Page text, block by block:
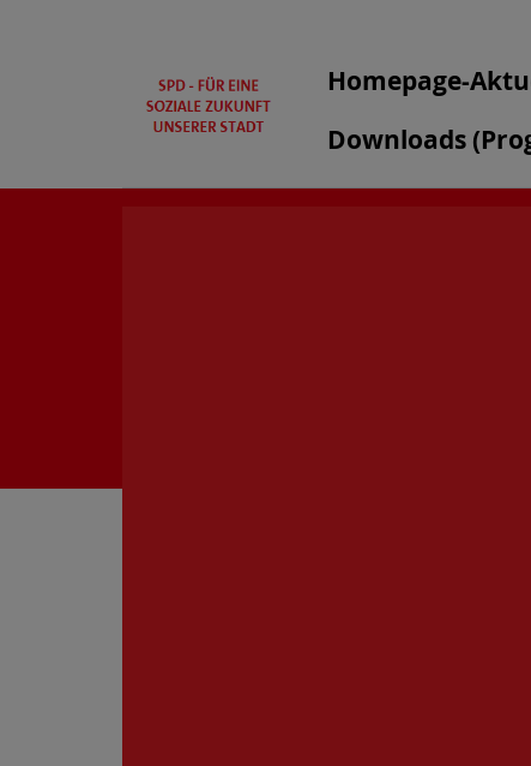
Homepage-
Downloads